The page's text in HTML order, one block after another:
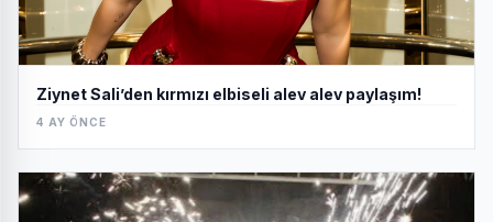
Ziynet Sali’den kırmızı elbiseli alev alev paylaşım!
4 AY ÖNCE